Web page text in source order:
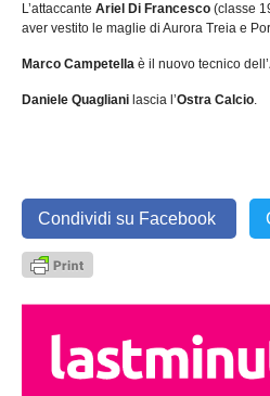
L’attaccante Ariel Di Francesco (classe
aver vestito le maglie di Aurora Treia e
Marco Campetella è il nuovo tecnico dell’
Daniele Quagliani lascia l’Ostra Calcio.
Condividi su Facebook